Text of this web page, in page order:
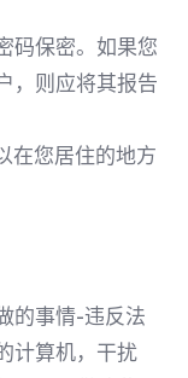
码保密。如果您
，则应将其报告
在您居住的地方
的事情-违反法
计算机，干扰